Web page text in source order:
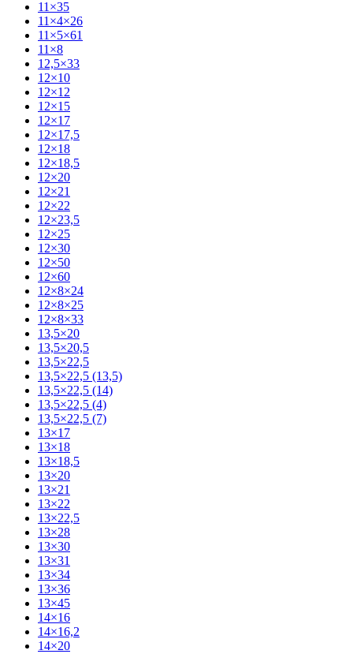
11×35
11×4×26
11×5×61
11×8
12,5×33
12×10
12×12
12×15
12×17
12×17,5
12×18
12×18,5
12×20
12×21
12×22
12×23,5
12×25
12×30
12×50
12×60
12×8×24
12×8×25
12×8×33
13,5×20
13,5×20,5
13,5×22,5
13,5×22,5 (13,5)
13,5×22,5 (14)
13,5×22,5 (4)
13,5×22,5 (7)
13×17
13×18
13×18,5
13×20
13×21
13×22
13×22,5
13×28
13×30
13×31
13×34
13×36
13×45
14×16
14×16,2
14×20